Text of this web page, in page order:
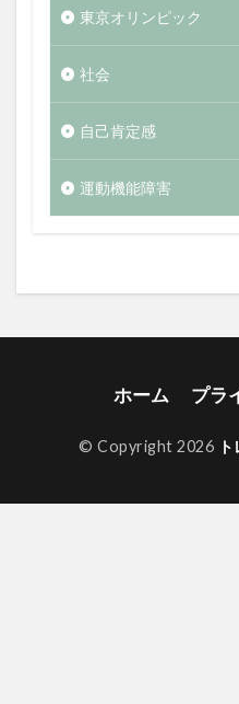
東京オリンピック
社会
自己肯定感
運動機能障害
ホーム プラ
© Copyright 2026